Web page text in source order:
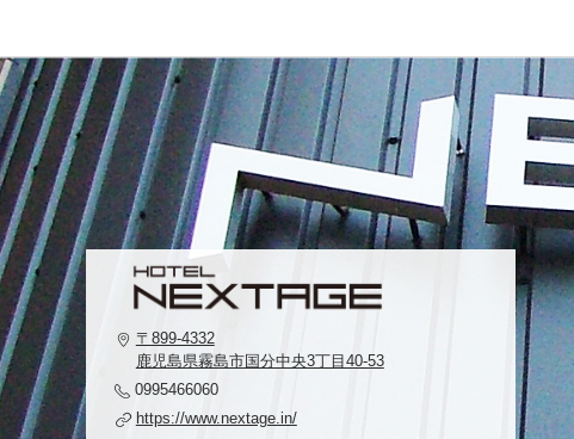
〒899-4332
鹿児島県霧島市国分中央3丁目40-53
0995466060
https://www.nextage.in/